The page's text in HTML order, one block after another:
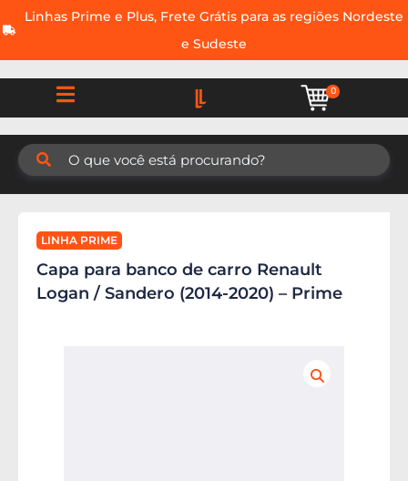
Linhas Prime e Plus, Frete Grátis para as regiões Nordeste
e Sudeste
0
LINHA PRIME
Capa para banco de carro Renault
Logan / Sandero (2014-2020) – Prime